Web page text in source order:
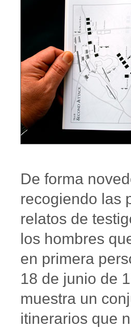
De forma
recogiendo las
relatos de
los hombres
en primera
18 de junio de
muestra un
itinerarios que